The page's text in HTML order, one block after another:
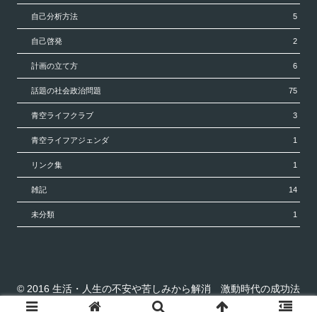
自己分析方法 5
自己啓発 2
計画の立て方 6
話題の社会政治問題 75
青空ライフクラブ 3
青空ライフアジェンダ 1
リンク集 1
雑記 14
未分類 1
© 2016 生活・人生の不安や苦しみから解消 激動時代の成功法
則 青空ライフ.